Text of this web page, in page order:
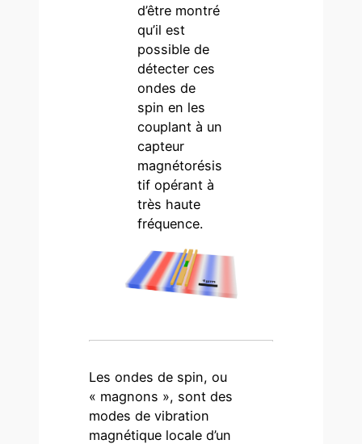
d’être montré
qu’il est
possible de
détecter ces
ondes de
spin en les
couplant à un
capteur
magnétorésis
tif opérant à
très haute
fréquence.
Les ondes de spin, ou
« magnons », sont des
modes de vibration
magnétique locale d’un